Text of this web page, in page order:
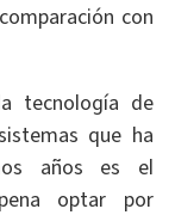
con
tecnología de
que ha
años es el
optar por